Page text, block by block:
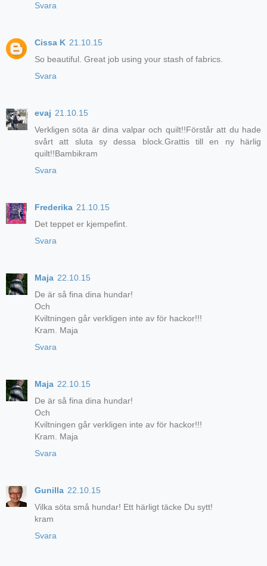
Svara
Cissa K 21.10.15
So beautiful. Great job using your stash of fabrics.
Svara
evaj 21.10.15
Verkligen söta är dina valpar och quilt!!Förstår att du hade
svårt att sluta sy dessa block.Grattis till en ny härlig
quilt!!Bambikram
Svara
Frederika 21.10.15
Det teppet er kjempefint.
Svara
Maja 22.10.15
De är så fina dina hundar!
Och
Kviltningen går verkligen inte av för hackor!!!
Kram. Maja
Svara
Maja 22.10.15
De är så fina dina hundar!
Och
Kviltningen går verkligen inte av för hackor!!!
Kram. Maja
Svara
Gunilla 22.10.15
Vilka söta små hundar! Ett härligt täcke Du sytt!
kram
Svara